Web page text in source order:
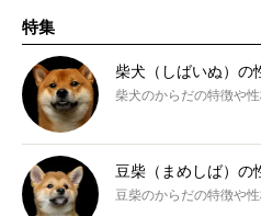
特集
柴犬（しばいぬ）の
柴犬のからだの特徴や
豆柴（まめしば）の
豆柴のからだの特徴や